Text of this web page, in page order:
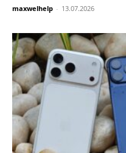
maxwelhelp - 13.07.2026